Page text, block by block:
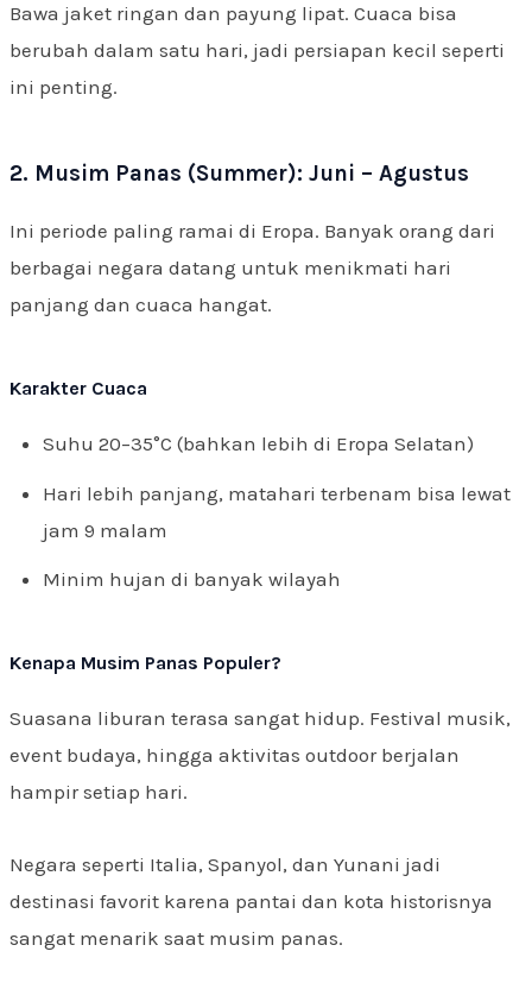
Bawa jaket ringan dan payung lipat. Cuaca bisa
berubah dalam satu hari, jadi persiapan kecil seperti
ini penting.
2. Musim Panas (Summer): Juni – Agustus
Ini periode paling ramai di Eropa. Banyak orang dari
berbagai negara datang untuk menikmati hari
panjang dan cuaca hangat.
Karakter Cuaca
Suhu 20–35°C (bahkan lebih di Eropa Selatan)
Hari lebih panjang, matahari terbenam bisa lewat
jam 9 malam
Minim hujan di banyak wilayah
Kenapa Musim Panas Populer?
Suasana liburan terasa sangat hidup. Festival musik,
event budaya, hingga aktivitas outdoor berjalan
hampir setiap hari.
Negara seperti Italia, Spanyol, dan Yunani jadi
destinasi favorit karena pantai dan kota historisnya
sangat menarik saat musim panas.